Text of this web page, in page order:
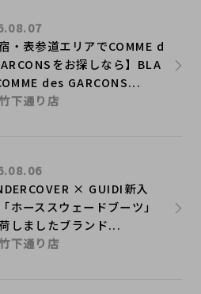
宿・表参道エリアでCOMME d
をお探しなら】BLA
des GARCONS...
下通り店
× GUIDI新入
ホーススウェードブーツ」
しましたブランド...
下通り店